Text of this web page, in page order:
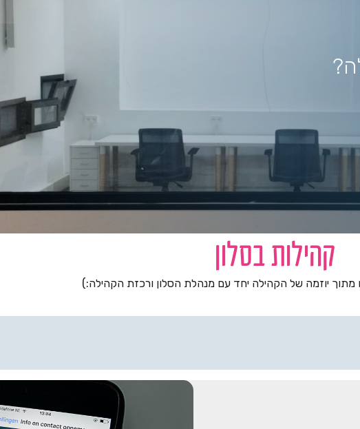
קהילות בסלון
מתוך יוזמה של הקהילה יחד עם מנהלת הסלון ורכזת הקהילה:)